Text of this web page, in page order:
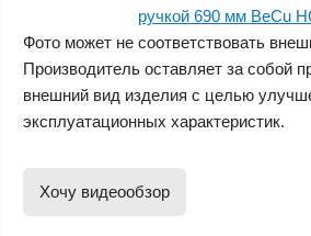
Фото может не соответствовать
Производитель оставляет за собой
внешний вид изделия с целью
эксплуатационных характеристик.
Хочу видеообзор